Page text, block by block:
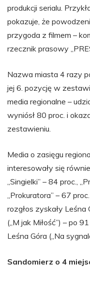
produkcji serialu.
pokazuje, że
przygoda z filmem –
rzecznik prasowy
Nazwa miasta 4 razy
jej 6. pozycję w
media regionalne –
wyniósł 80 proc. i
zestawieniu.
Media o zasięgu
interesowały się
„Singielki” – 84 proc.,
„Prokuratora” – 67
rozgłos zyskały Leśna
(„M jak Miłość”) – po
Leśna Góra („Na
Sandomierz o 4